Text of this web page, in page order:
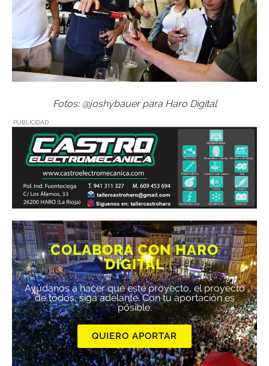
Fotos: @joshybauer para Haro Digital
PUBLICIDAD
COLABORA CON HARO
DIGITAL
Ayúdanos a hacer que este proyecto, el proyecto
de todos, siga adelante. Con tu aportación es
posible.
QUIERO APORTAR